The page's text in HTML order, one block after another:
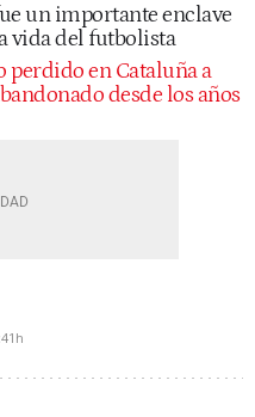
un importante enclave
vida del futbolista
perdido en Cataluña a
desde los años